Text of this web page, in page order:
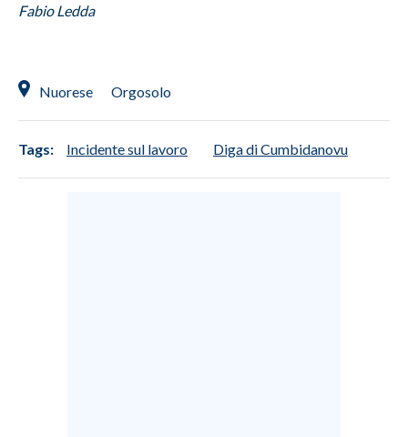
SPIAGGE
Fabio Ledda
Nuorese Orgosolo
Tags: Incidente sul lavoro Diga di Cumbidanovu